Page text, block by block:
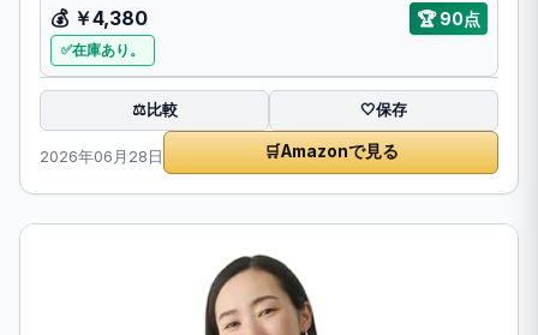
💰 ￥4,380 🏆90点
在庫あり。
⚖️比較 🤍保存
2026年06月28日 🛒Amazonで見る